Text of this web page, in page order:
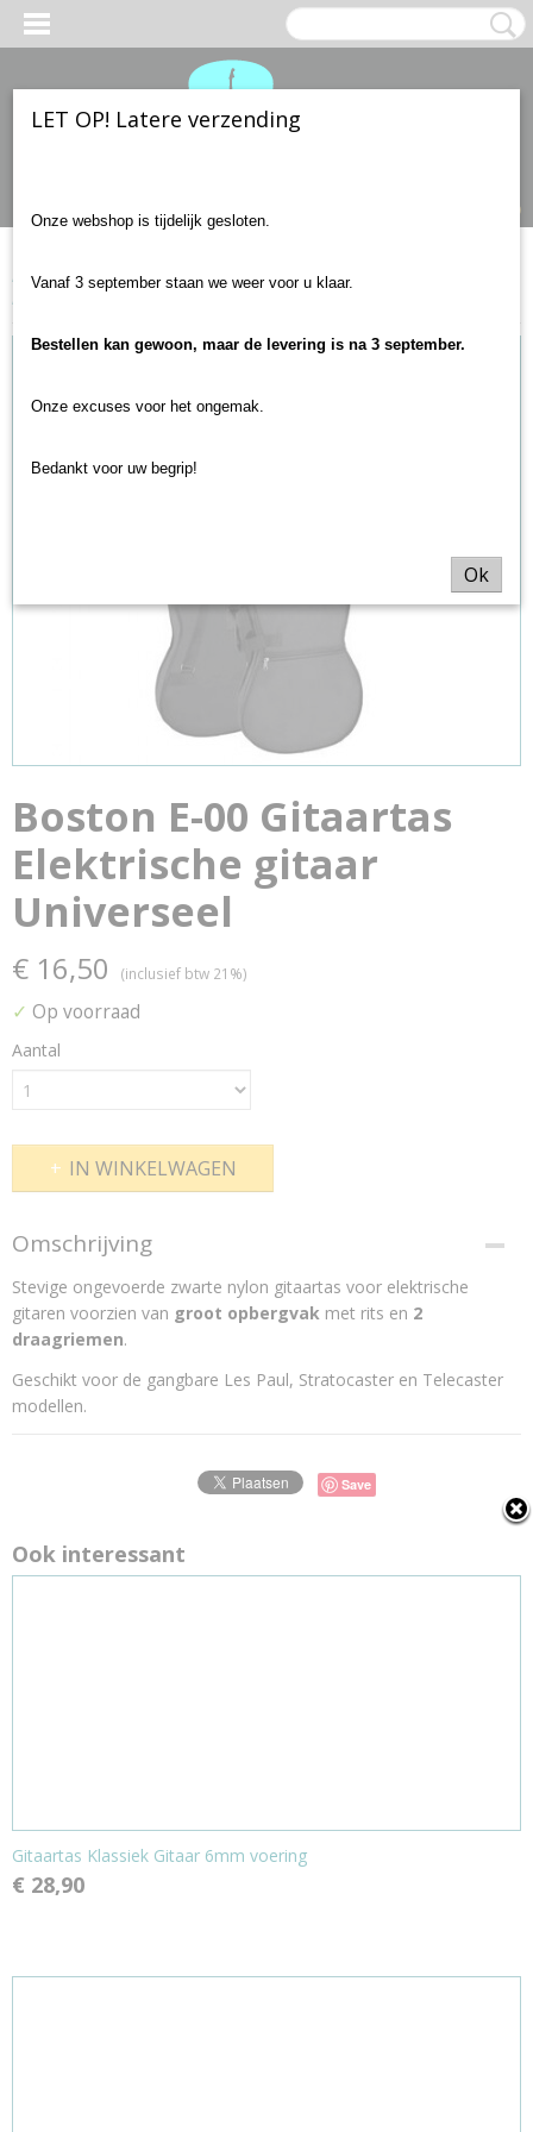
(0)
Home>Gitaar accessoires>Gitaartas>Boston E-00 Gitaartas
Elektrische gitaar Universeel
Boston E-00 Gitaartas
Elektrische gitaar
Universeel
€ 16,50 (inclusief btw 21%)
✓ Op voorraad
Aantal
IN WINKELWAGEN
Omschrijving
Stevige ongevoerde zwarte nylon gitaartas voor elektrische
gitaren voorzien van groot opbergvak met rits en 2
draagriemen.
Geschikt voor de gangbare Les Paul, Stratocaster en Telecaster
modellen.
Save
Ook interessant
Gitaartas Klassiek Gitaar 6mm voering
€ 28,90
LET OP! Latere verzending
Onze webshop is tijdelijk gesloten.
Vanaf 3 september staan we weer voor u klaar.
Bestellen kan gewoon, maar de levering is na 3 september.
Onze excuses voor het ongemak.
Bedankt voor uw begrip!
Ok